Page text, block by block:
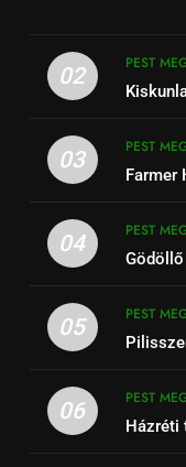
02
PEST
03
PEST
Farmer
04
PEST
Gödöllő
05
PEST
06
PEST
Házréti